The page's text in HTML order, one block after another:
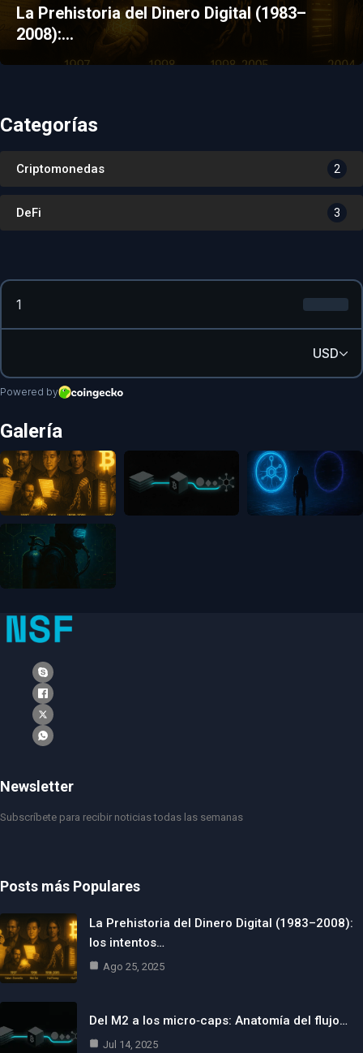
La Prehistoria del Dinero Digital (1983–
2008):…
Categorías
Criptomonedas 2
DeFi 3
Galería
Newsletter
Subscríbete para recibir noticias todas las semanas
Posts más Populares
La Prehistoria del Dinero Digital (1983–2008):
los intentos…
Ago 25, 2025
Del M2 a los micro‑caps: Anatomía del flujo…
Jul 14, 2025